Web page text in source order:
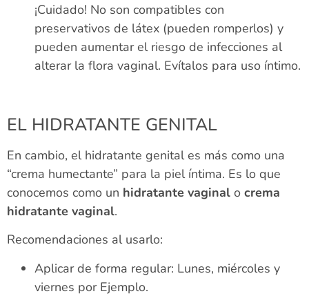
¡Cuidado! No son compatibles con
preservativos de látex (pueden romperlos) y
pueden aumentar el riesgo de infecciones al
alterar la flora vaginal. Evítalos para uso íntimo.
EL HIDRATANTE GENITAL
En cambio, el hidratante genital es más como una
“crema humectante” para la piel íntima. Es lo que
conocemos como un hidratante vaginal o crema
hidratante vaginal.
Recomendaciones al usarlo:
Aplicar de forma regular: Lunes, miércoles y
viernes por Ejemplo.